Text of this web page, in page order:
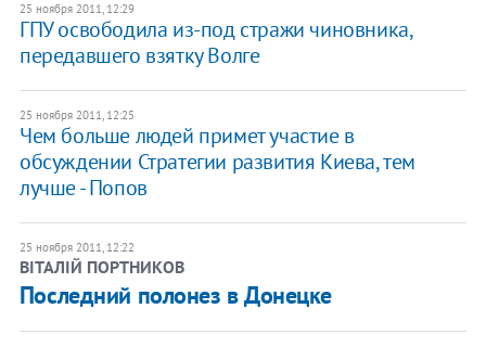
25 ноября 2011, 12:29
ГПУ освободила из-под стражи чиновника,
передавшего взятку Волге
25 ноября 2011, 12:25
​Чем больше людей примет участие в
обсуждении Стратегии развития Киева, тем
лучше - Попов
25 ноября 2011, 12:22
ВІТАЛІЙ ПОРТНИКОВ
Последний полонез в Донецке